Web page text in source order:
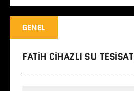
GENEL
FATIH CIHAZLI SU